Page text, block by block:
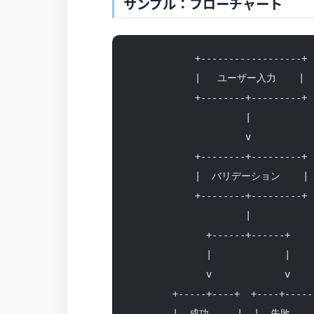
            +------------------+
            |   ユーザー入力    |
            +--------+---------+
                     v
            +--------+---------+
            |  バリデーション    |
            +--------+---------+
              +------+------+
              v             v
+-----+----+  +----